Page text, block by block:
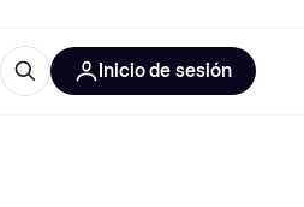
Inicio de sesión